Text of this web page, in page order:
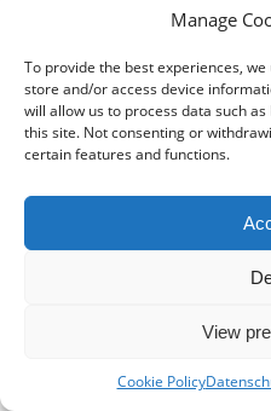
Manage
To provide the best experiences,
store and/or access device
will allow us to process data such
this site. Not consenting or
certain features and functions.
View
Cookie Policy
Lubow und ihren Mutter
GEMEINDEN
Copyright © 2017 Berlin-